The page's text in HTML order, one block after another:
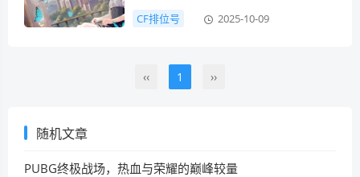
CF排位号 2025-10-09
‹‹ 1 ››
随机文章
PUBG终极战场，热血与荣耀的巅峰较量